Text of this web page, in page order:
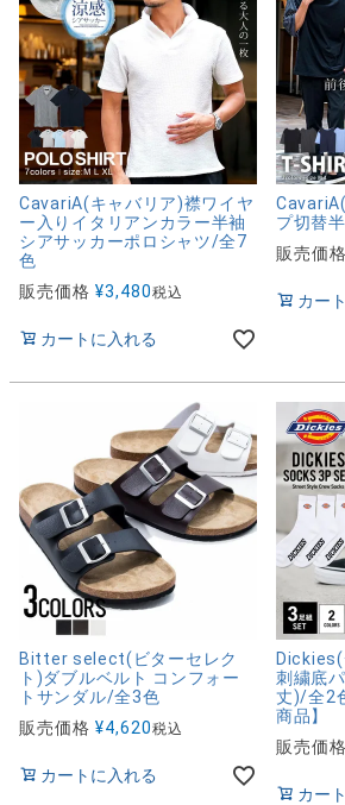
CavariA(キャバリア)襟ワイヤ
ー入りイタリアンカラー半袖
シアサッカーポロシャツ/全7
色
販売価格 ¥3,480税込
カートに入れる
プ切替
販売価格
カー
Bitter select(ビターセレク
ト)ダブルベルト コンフォー
トサンダル/全3色
販売価格 ¥4,620税込
カートに入れる
Dickies(
刺繍底
丈)/全2
商品】
販売価格
カー